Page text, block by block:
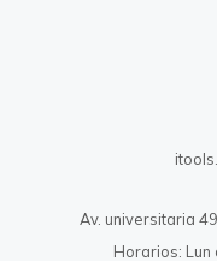
Av. universitaria
Horarios: Lun